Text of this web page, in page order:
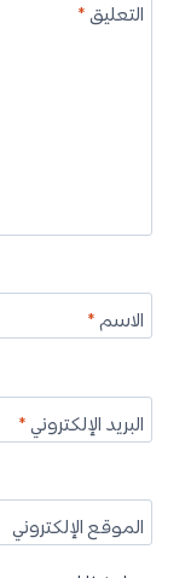
التعليق*
الاسم*
البريد الإلكتروني*
الموقع الإلكتروني